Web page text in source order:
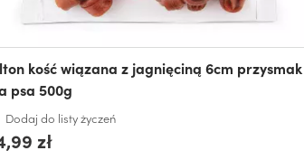
kość wiązana z jagnięciną 6cm przysmak
psa 500g
Dodaj do listy życzeń
zł